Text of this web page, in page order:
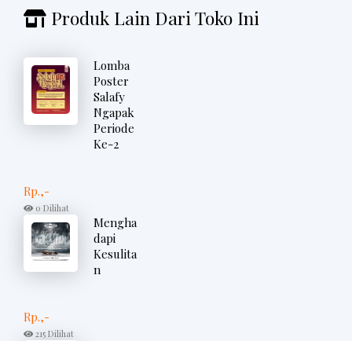
Produk Lain Dari Toko Ini
Lomba
Poster
Salafy
Ngapak
Periode
Ke-2
Rp.,-
0 Dilihat
Mengha
dapi
Kesulita
n
Rp.,-
215 Dilihat